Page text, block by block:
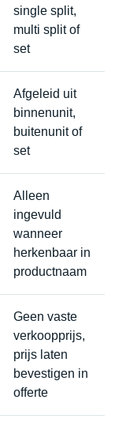
single split,
multi split of
set
Afgeleid uit
binnenunit,
buitenunit of
set
Alleen
ingevuld
wanneer
herkenbaar in
productnaam
Geen vaste
verkoopprijs,
prijs laten
bevestigen in
offerte